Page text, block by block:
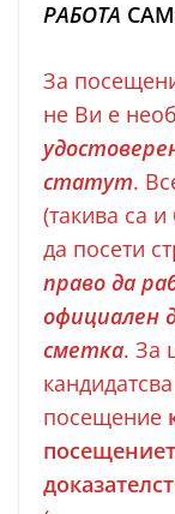
РАБОТА
За
не Ви е
статут.
(такива са
да посети
право да
официален
сметка. За
посещение